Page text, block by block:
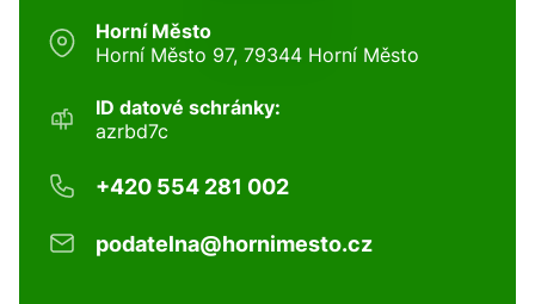
Horní Město
Horní Město 97, 79344 Horní Město
ID datové schránky:
azrbd7c
+420 554 281 002
podatelna@hornimesto.cz